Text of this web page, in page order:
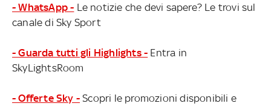
- WhatsApp - Le notizie che devi sapere? Le trovi sul
canale di Sky Sport
- Guarda tutti gli Highlights - Entra in
SkyLightsRoom
- Offerte Sky - Scopri le promozioni disponibili e